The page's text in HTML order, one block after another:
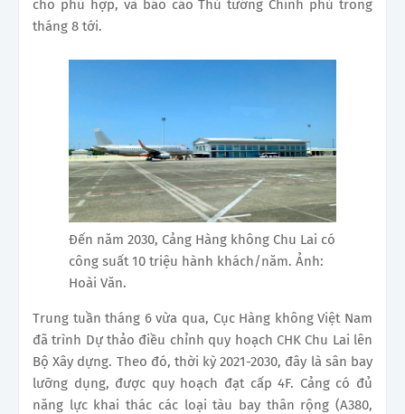
cho phù hợp, và báo cáo Thủ tướng Chính phủ trong
tháng 8 tới.
Đến năm 2030, Cảng Hàng không Chu Lai có
công suất 10 triệu hành khách/năm. Ảnh:
Hoài Văn.
Trung tuần tháng 6 vừa qua, Cục Hàng không Việt Nam
đã trình Dự thảo điều chỉnh quy hoạch CHK Chu Lai lên
Bộ Xây dựng. Theo đó, thời kỳ 2021-2030, đây là sân bay
lưỡng dụng, được quy hoạch đạt cấp 4F. Cảng có đủ
năng lực khai thác các loại tàu bay thân rộng (A380,